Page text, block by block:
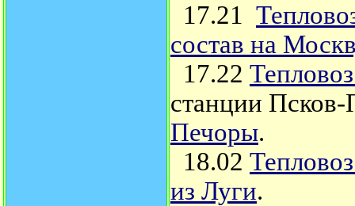
17.21
состав на
17.22
станции
Печоры.
18.02
из Луги.